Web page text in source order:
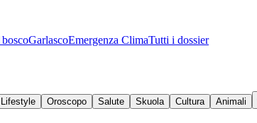
GarlascoEmergenza ClimaTutti i dossier
Lifestyle Oroscopo Salute Skuola Cultura Animali